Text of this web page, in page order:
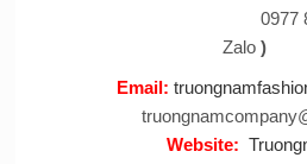
0977 844 139,
Zalo)
Email:
Website: